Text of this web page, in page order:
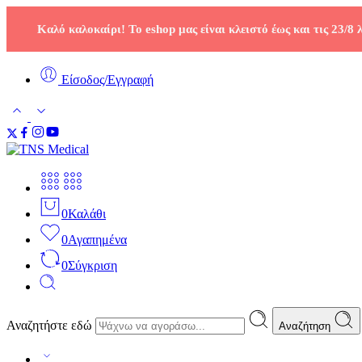
Καλό καλοκαίρι! Το eshop μας είναι κλειστό έως και τις 23/
Είσοδος/Εγγραφή
0Καλάθι
0Αγαπημένα
0Σύγκριση
Αναζητήστε εδώ Αναζήτηση